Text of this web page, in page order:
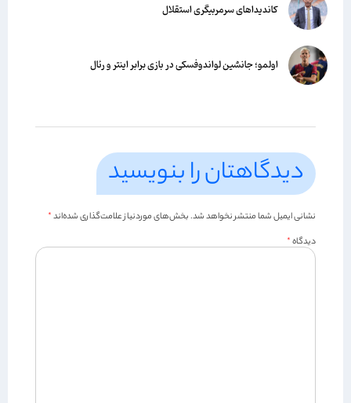
کاندیداهای سرمربیگری استقلال
اولمو؛ جانشین لواندوفسکی در بازی برابر اینتر و رئال
دیدگاهتان را بنویسید
نشانی ایمیل شما منتشر نخواهد شد.بخش‌های موردنیاز علامت‌گذاری شده‌اند*
دیدگاه*